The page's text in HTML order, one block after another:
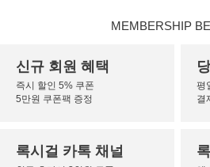
MEMBERSHIP
신규 회원 혜택
즉시 할인 5% 쿠폰
5만원 쿠폰팩 증정
평
결
록시걸 카톡 채널